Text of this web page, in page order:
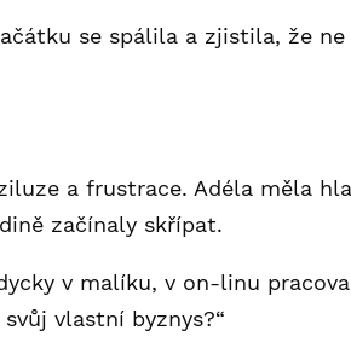
se spálila a zjistila, že ne
a frustrace. Adéla měla
začínaly skřípat.
v malíku, v on-linu
vlastní byznys?“